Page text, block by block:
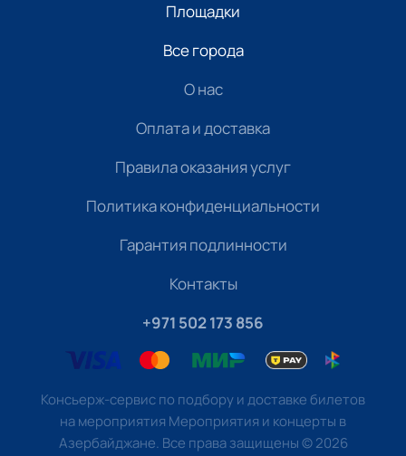
Площадки
Все города
О нас
Оплата и доставка
Правила оказания услуг
Политика конфиденциальности
Гарантия подлинности
Контакты
+971 502 173 856
Консьерж-сервис по подбору и доставке билетов
на мероприятия Мероприятия и концерты в
Азербайджане. Все права защищены©2026